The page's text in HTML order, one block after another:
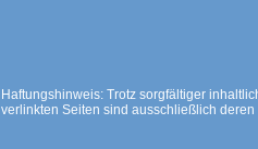
Haftungshinweis: Trotz sorgfältiger
verlinkten Seiten sind ausschließlich